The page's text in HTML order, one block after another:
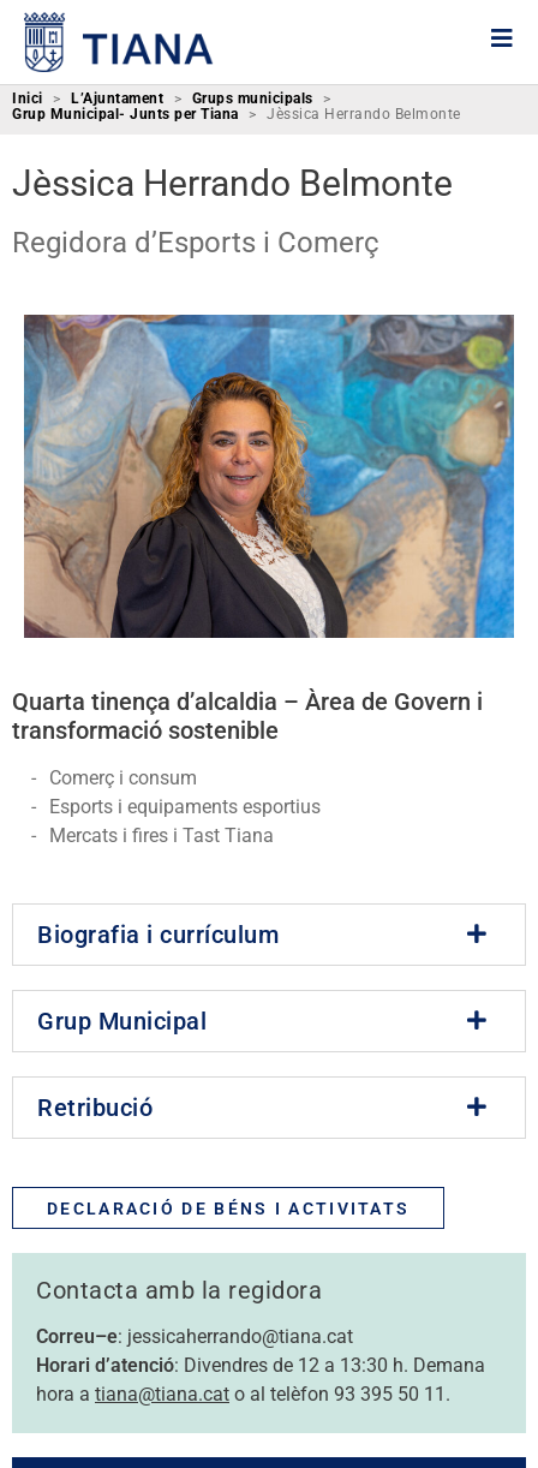
Inici > L’Ajuntament > Grups municipals
>
Grup Municipal- Junts per Tiana
> Jèssica Herrando Belmonte
Jèssica Herrando Belmonte
Regidora d’Esports i Comerç
Quarta tinença d’alcaldia – Àrea de Govern i
transformació sostenible
Comerç i consum
Esports i equipaments esportius
Mercats i fires i Tast Tiana
Biografia i currículum
Grup Municipal
Retribució
DECLARACIÓ DE BÉNS I ACTIVITATS
Contacta amb la regidora
Correu–e: jessicaherrando@tiana.cat
Horari d’atenció: Divendres de 12 a 13:30 h. Demana
hora a tiana@tiana.cat o al telèfon 93 395 50 11.